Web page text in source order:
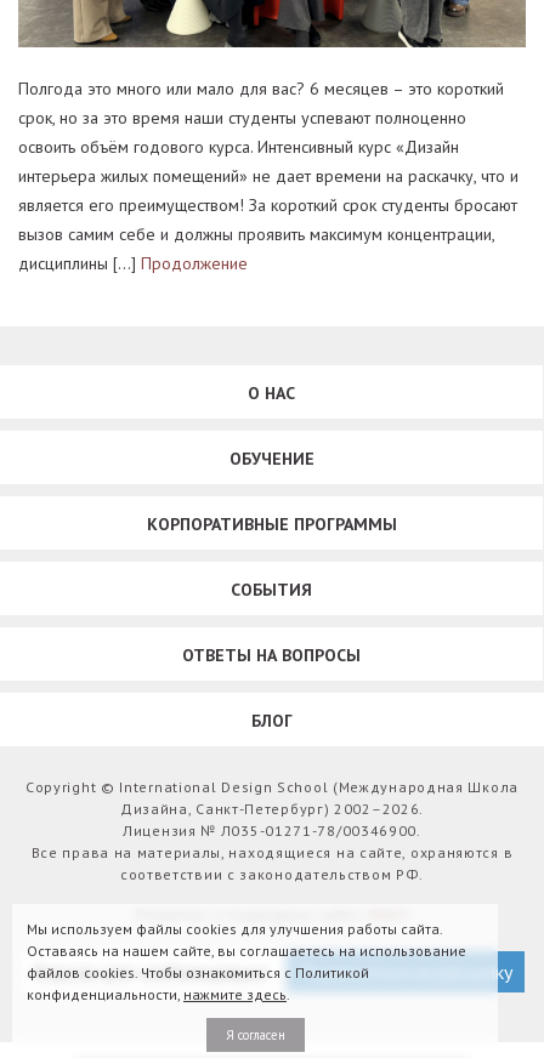
Полгода это много или мало для вас? 6 месяцев – это короткий
срок, но за это время наши студенты успевают полноценно
освоить объём годового курса. Интенсивный курс «Дизайн
интерьера жилых помещений» не дает времени на раскачку, что и
является его преимуществом! За короткий срок студенты бросают
вызов самим себе и должны проявить максимум концентрации,
дисциплины […] Продолжение
О НАС
ОБУЧЕНИЕ
КОРПОРАТИВНЫЕ ПРОГРАММЫ
СОБЫТИЯ
ОТВЕТЫ НА ВОПРОСЫ
БЛОГ
Copyright © International Design School (Международная Школа
Дизайна, Санкт-Петербург) 2002–2026.
Лицензия № Л035-01271-78/00346900.
Все права на материалы, находящиеся на сайте, охраняются в
соответствии с законодательством РФ.
Версия для слабовидящих Подписаться на рассылку
Мы используем файлы cookies для улучшения работы сайта.
Оставаясь на нашем сайте, вы соглашаетесь на использование
файлов cookies. Чтобы ознакомиться с Политикой
конфиденциальности, нажмите здесь.
Я согласен